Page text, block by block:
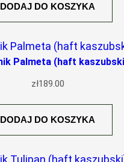
DODAJ DO KOSZYKA
Palmeta (haft
zł189.00
DODAJ DO KOSZYKA